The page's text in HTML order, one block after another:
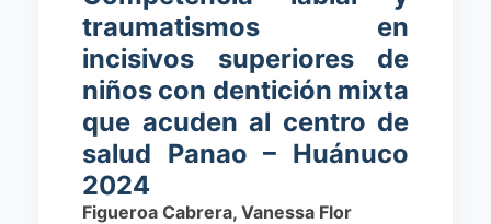
traumatismos en
incisivos superiores de
niños con dentición mixta
que acuden al centro de
salud Panao – Huánuco
2024
Figueroa Cabrera, Vanessa Flor